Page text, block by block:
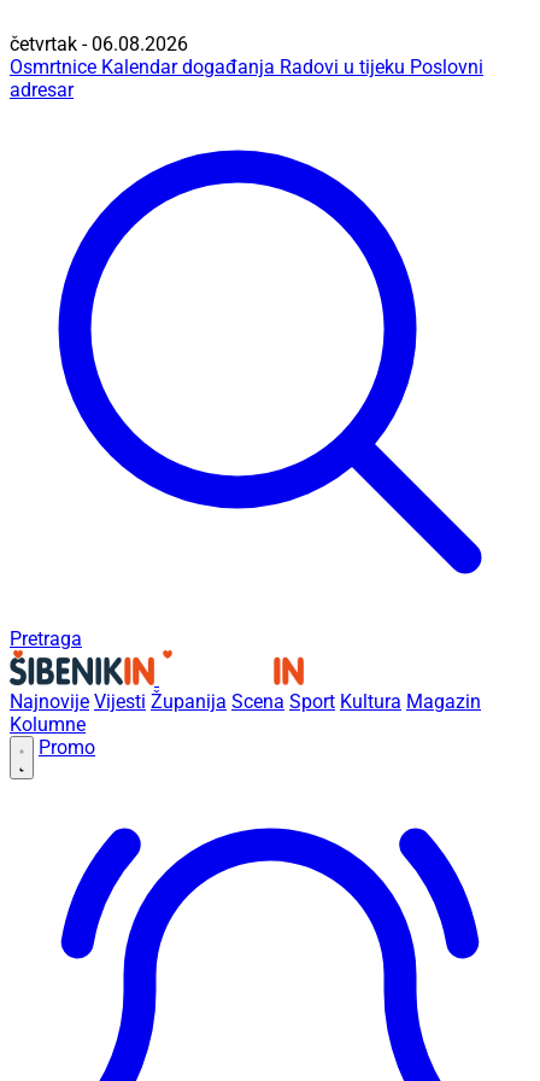
četvrtak - 06.08.2026
Osmrtnice Kalendar događanja Radovi u tijeku Poslovni
adresar
Pretraga
Najnovije Vijesti Županija Scena Sport Kultura Magazin
Kolumne
Promo